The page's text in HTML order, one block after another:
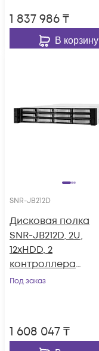
1 837 986₸
В корзину
SNR-JB212D
Дисковая полка
SNR-JB212D, 2U,
12xHDD, 2
контроллера
12Gb/s,
Под заказ
1 608 047₸